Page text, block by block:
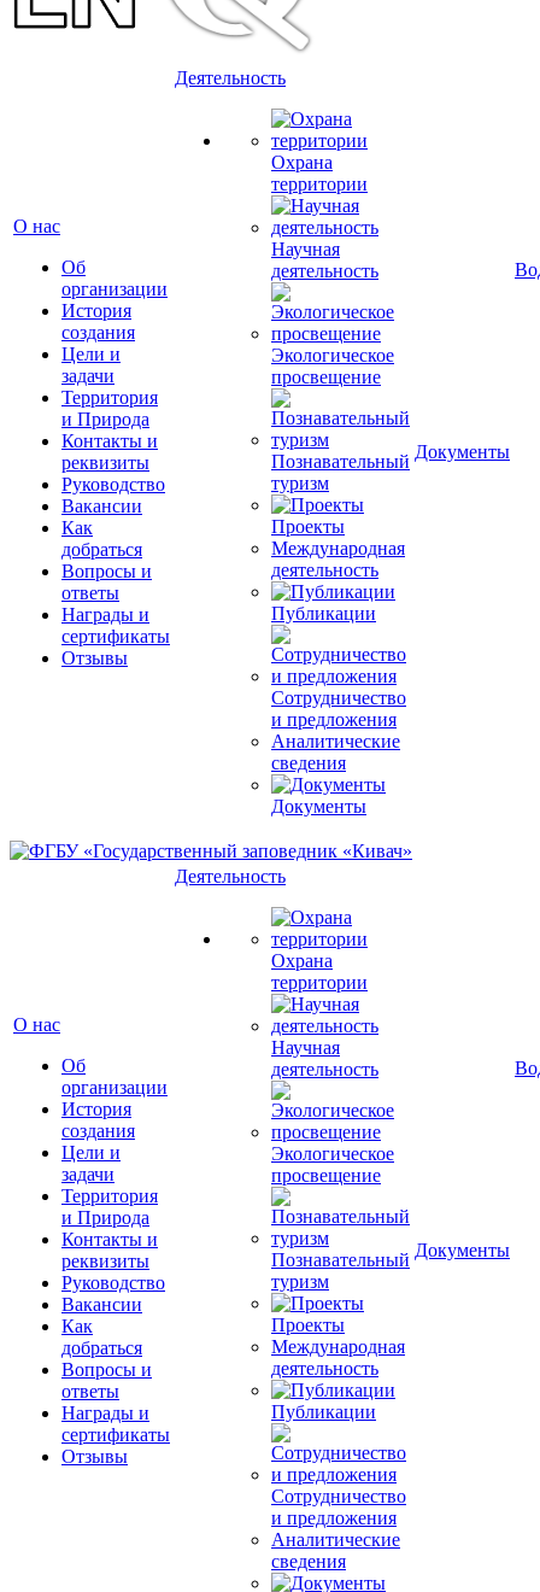
О нас
Об
организации
История
создания
Цели и
задачи
Территория
и Природа
Контакты и
реквизиты
Руководство
Вакансии
Как
добраться
Вопросы и
ответы
Награды и
сертификаты
Отзывы
Деятельность
Охрана
территории
Научная
деятельность
Экологическое
просвещение
Познавательный
туризм
Проекты
Международная
деятельность
Публикации
Сотрудничество
и предложения
Аналитические
сведения
Документы
Документы
О нас
Об
организации
История
создания
Цели и
задачи
Территория
и Природа
Контакты и
реквизиты
Руководство
Вакансии
Как
добраться
Вопросы и
ответы
Награды и
сертификаты
Отзывы
Деятельность
Охрана
территории
Научная
деятельность
Экологическое
просвещение
Познавательный
туризм
Проекты
Международная
деятельность
Публикации
Сотрудничество
и предложения
Аналитические
сведения
Документы